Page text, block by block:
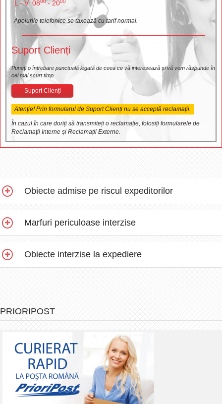
L - V: 0800- 2000
Apelurile telefonice se taxează cu tarif normal.
Suport Clienți
Puneți o întrebare punctuală legată de ceea ce vă interesează și vă vom răspunde în
cel mai scurt timp.
Suport Clienți
Atenție! Prin formularul de Suport Clienți nu se acceptă reclamații.
În cazul în care doriți să transmiteți o reclamație, folosiți formularele de
Reclamații Interne și Reclamații Externe.
Obiecte admise pe riscul expeditorilor
Marfuri periculoase interzise
Obiecte interzise la expediere
PRIORIPOST